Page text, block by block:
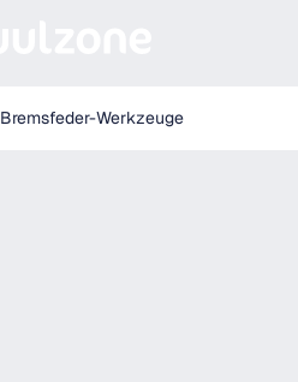
Bremsfeder-Werkzeuge